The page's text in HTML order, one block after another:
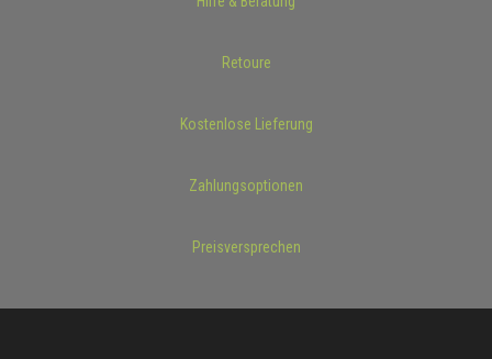
Retoure
Kostenlose Lieferung
Zahlungsoptionen
Preisversprechen